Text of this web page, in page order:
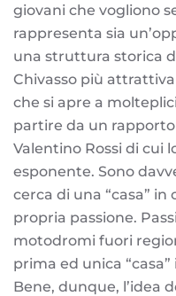
giovani che vogliono
rappresenta sia
una struttura storica
Chivasso più
che si apre a
partire da un
Valentino Rossi di cui
esponente. Sono
cerca di una “casa”
propria passione.
motodromi fuori
prima ed unica
Bene, dunque, l’idea